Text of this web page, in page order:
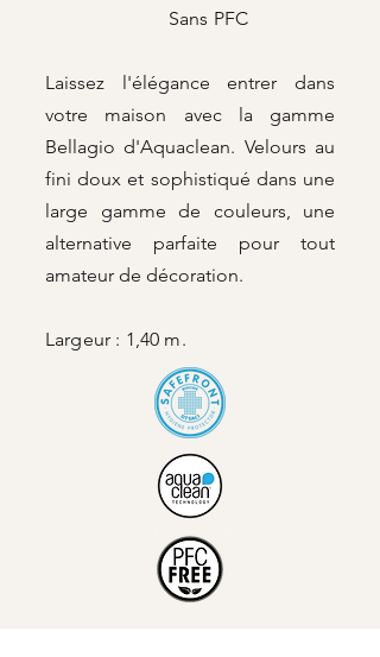
Sans PFC
Laissez l'élégance entrer dans
votre maison avec la gamme
Bellagio d'Aquaclean. Velours au
fini doux et sophistiqué dans une
large gamme de couleurs, une
alternative parfaite pour tout
amateur de décoration.
Largeur : 1,40 m.